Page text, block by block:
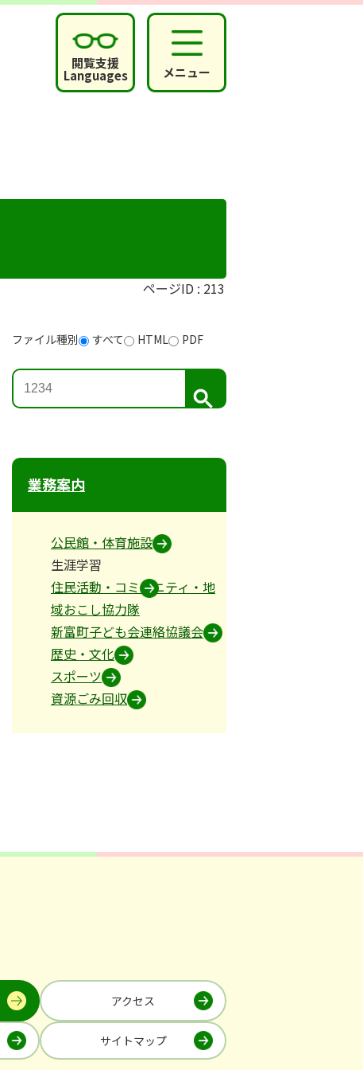
閲覧支援
Languages メニュー
ページID : 213
ファイル種別 すべて HTML PDF
検
索
業務案内
公民館・体育施設
生涯学習
住民活動・コミュニティ・地
域おこし協力隊
新富町子ども会連絡協議会
歴史・文化
スポーツ
資源ごみ回収
アクセス
サイトマップ